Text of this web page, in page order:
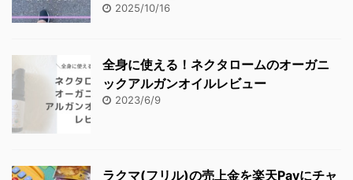
2025/10/16
全身に使える！ネクタロームのオーガニ
ックアルガンオイルレビュー
2023/6/9
ラクマ(フリル)の売上金を楽天Payにチャ